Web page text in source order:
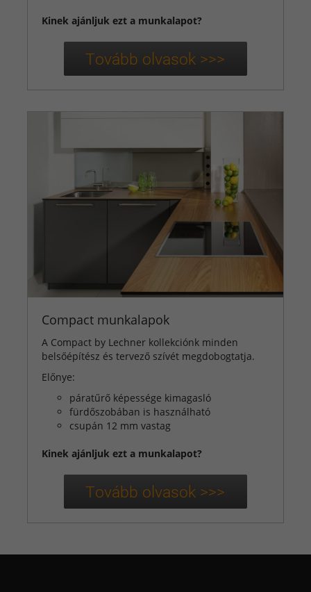
Kinek ajánljuk ezt a munkalapot?
Compact munkalapok
A Compact by Lechner kollekciónk minden
belsőépítész és tervező szívét megdobogtatja.
Előnye:
páratűrő képessége kimagasló
fürdőszobában is használható
csupán 12 mm vastag
Kinek ajánljuk ezt a munkalapot?